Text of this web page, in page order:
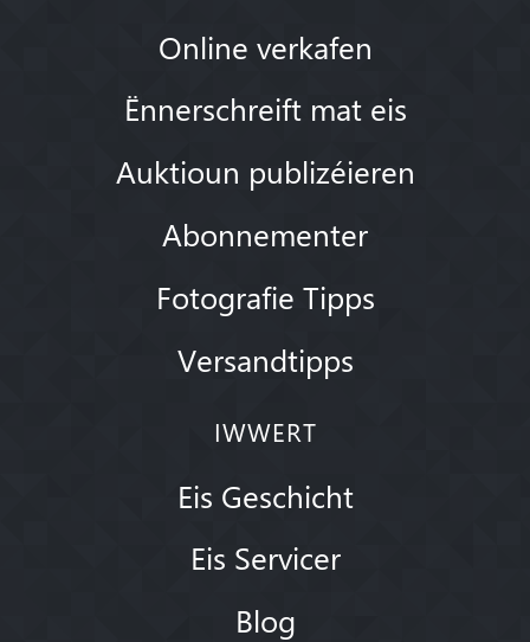
Online verkafen
Ënnerschreift mat eis
Auktioun publizéieren
Abonnementer
Fotografie Tipps
Versandtipps
IWWERT
Eis Geschicht
Eis Servicer
Blog